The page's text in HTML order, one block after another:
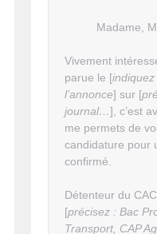
Madame,
Vivement
parue le [
l’annonce] sur [
journal…], c’est
me permets de
candidature pour
confirmé.
Détenteur du
[précisez : Bac
Transport, CAP